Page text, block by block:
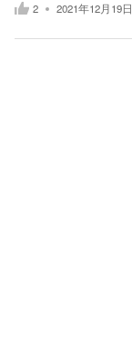
2 2021年12月19